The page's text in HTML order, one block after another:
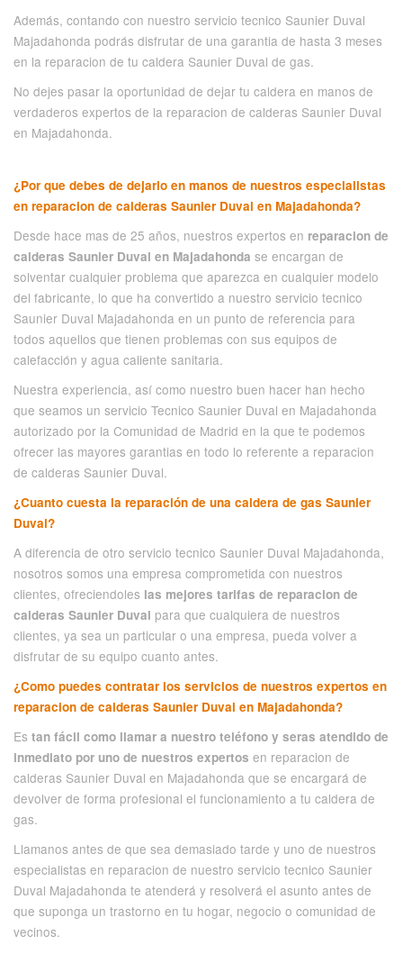
Además, contando con nuestro servicio tecnico Saunier Duval
Majadahonda podrás disfrutar de una garantia de hasta 3 meses
en la reparacion de tu caldera Saunier Duval de gas.
No dejes pasar la oportunidad de dejar tu caldera en manos de
verdaderos expertos de la reparacion de calderas Saunier Duval
en Majadahonda.
¿Por que debes de dejarlo en manos de nuestros especialistas
en reparacion de calderas Saunier Duval en Majadahonda?
Desde hace mas de 25 años, nuestros expertos en reparacion de
calderas Saunier Duval en Majadahonda se encargan de
solventar cualquier problema que aparezca en cualquier modelo
del fabricante, lo que ha convertido a nuestro servicio tecnico
Saunier Duval Majadahonda en un punto de referencia para
todos aquellos que tienen problemas con sus equipos de
calefacción y agua caliente sanitaria.
Nuestra experiencia, así como nuestro buen hacer han hecho
que seamos un servicio Tecnico Saunier Duval en Majadahonda
autorizado por la Comunidad de Madrid en la que te podemos
ofrecer las mayores garantias en todo lo referente a reparacion
de calderas Saunier Duval.
¿Cuanto cuesta la reparación de una caldera de gas Saunier
Duval?
A diferencia de otro servicio tecnico Saunier Duval Majadahonda,
nosotros somos una empresa comprometida con nuestros
clientes, ofreciendoles las mejores tarifas de reparacion de
calderas Saunier Duval para que cualquiera de nuestros
clientes, ya sea un particular o una empresa, pueda volver a
disfrutar de su equipo cuanto antes.
¿Como puedes contratar los servicios de nuestros expertos en
reparacion de calderas Saunier Duval en Majadahonda?
Es tan fácil como llamar a nuestro teléfono y seras atendido de
inmediato por uno de nuestros expertos en reparacion de
calderas Saunier Duval en Majadahonda que se encargará de
devolver de forma profesional el funcionamiento a tu caldera de
gas.
Llamanos antes de que sea demasiado tarde y uno de nuestros
especialistas en reparacion de nuestro servicio tecnico Saunier
Duval Majadahonda te atenderá y resolverá el asunto antes de
que suponga un trastorno en tu hogar, negocio o comunidad de
vecinos.